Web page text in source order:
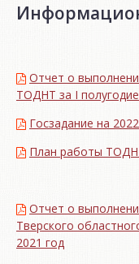
Отчет о
ТОДНТ за I
Госзадание на
План работы
Отчет о
Тверского
2021 год